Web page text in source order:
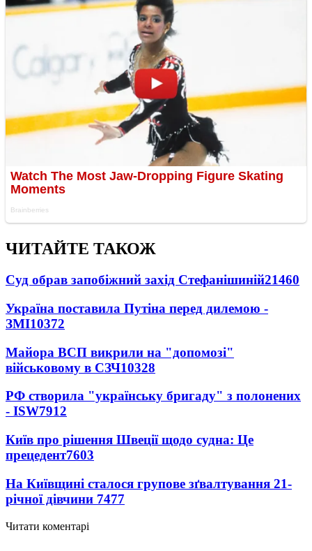
ЧИТАЙТЕ ТАКОЖ
Суд обрав запобіжний захід Стефанішиній21460
Україна поставила Путіна перед дилемою -
ЗМІ10372
Майора ВСП викрили на "допомозі"
військовому в СЗЧ10328
РФ створила "українську бригаду" з полонених
- ISW7912
Київ про рішення Швеції щодо судна: Це
прецедент7603
На Київщині сталося групове зґвалтування 21-
річної дівчини 7477
Читати коментарі